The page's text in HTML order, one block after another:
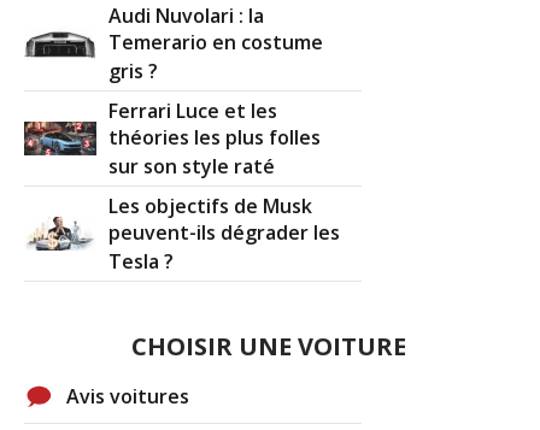
Audi Nuvolari : la
Temerario en costume
gris ?
Ferrari Luce et les
théories les plus folles
sur son style raté
Les objectifs de Musk
peuvent-ils dégrader les
Tesla ?
CHOISIR UNE VOITURE
Avis voitures